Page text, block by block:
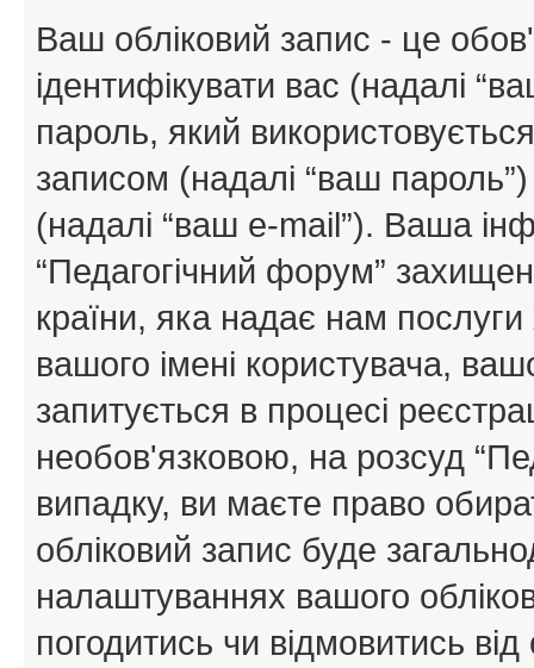
Ваш обліковий запис - це
ідентифікувати вас (надалі
пароль, який
записом (надалі “ваш
(надалі “ваш e-mail”). Ваша
“Педагогічний форум”
країни, яка надає нам
вашого імені користувача,
запитується в процесі
необов'язковою, на розсуд
випадку, ви маєте право
обліковий запис буде
налаштуваннях вашого
погодитись чи відмовитись